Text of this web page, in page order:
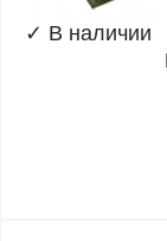
✓ В наличии